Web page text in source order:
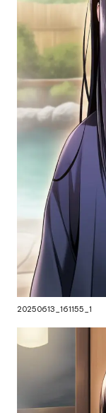
20250613_161155_1